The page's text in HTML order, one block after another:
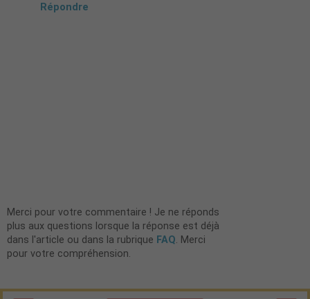
Répondre
Merci pour votre commentaire ! Je ne réponds
plus aux questions lorsque la réponse est déjà
dans l'article ou dans la rubrique FAQ. Merci
pour votre compréhension.